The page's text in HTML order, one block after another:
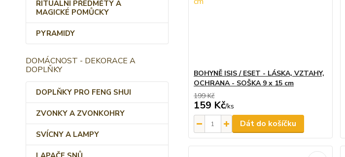
RITUÁLNÍ PŘEDMĚTY A
MAGICKÉ POMŮCKY
PYRAMIDY
DOMÁCNOST - DEKORACE A
DOPLŇKY
DOPLŇKY PRO FENG SHUI
ZVONKY A ZVONKOHRY
SVÍCNY A LAMPY
BOHYNĚ ISIS / ESET - LÁSKA, VZTAHY,
OCHRANA - SOŠKA 9 x 15 cm
199 Kč
159 Kč/ks
Dát do košíčku